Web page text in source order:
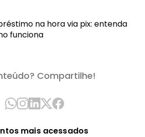
na hora via pix: entenda
funciona
Compartilhe!
mais acessados